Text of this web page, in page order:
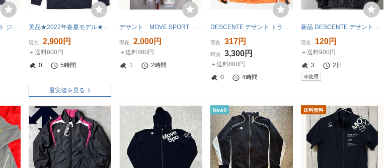
◇ DESCENTE デサント ジャージ セットアップ サイズL ブラック グレー メンズ 美品★2022年春夏モデル★DESCENTE Move Sport デサント S.F.TECHフーデッドジャケット/ジップアップパーカー/DMMTJF11/ネイビー/Mサイズ
現在 2,900円
＋送料600円
0
5時間
最安値を見る
デサント MOVE SPORT 半袖ジャージトップ メンズM 白 サマージャケット トラックジャケット 春夏ブルゾン トラックトップ 06302
現在 2,000円
＋送料880円
1
2時間
DESCENTE デサント トラックジャケット サイズS ポリエステル100% オレンジ メンズ 紳士 スポーツ トレーニング メッシュ 羽織り
現在 317円
即決 3,300円
＋送料880円
0
4時間
新品 DESCENTE デサント 撥水 防風 保温 軽量 ロゴ刺繍 裏起毛 再帰反射材 ウィンブレ ジャージ ブルゾン ジャケット DAT-3664 S NR-451
現在 120円
＋送料900円
3
2日
未使用
New!! 送料無料